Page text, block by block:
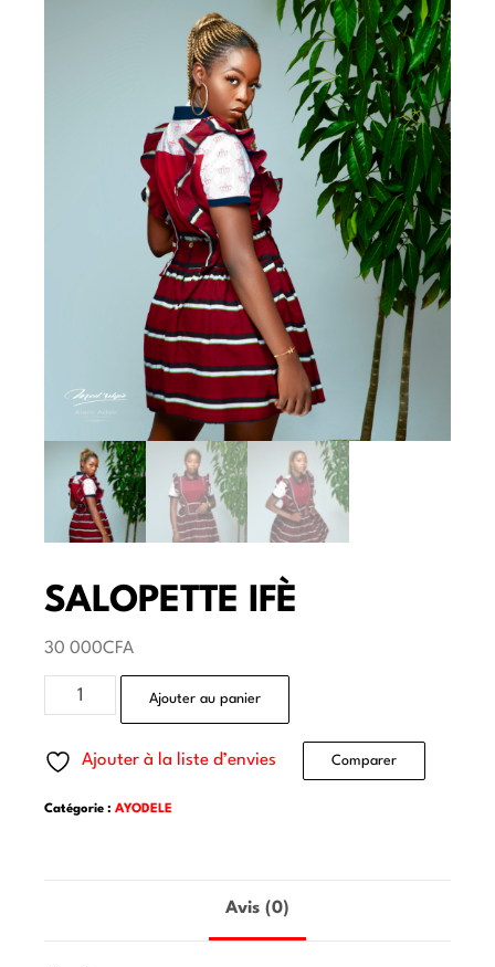
SALOPETTE IFÈ
30 000CFA
Ajouter au panier
Ajouter à la liste d’envies Comparer
Catégorie : AYODELE
Avis (0)